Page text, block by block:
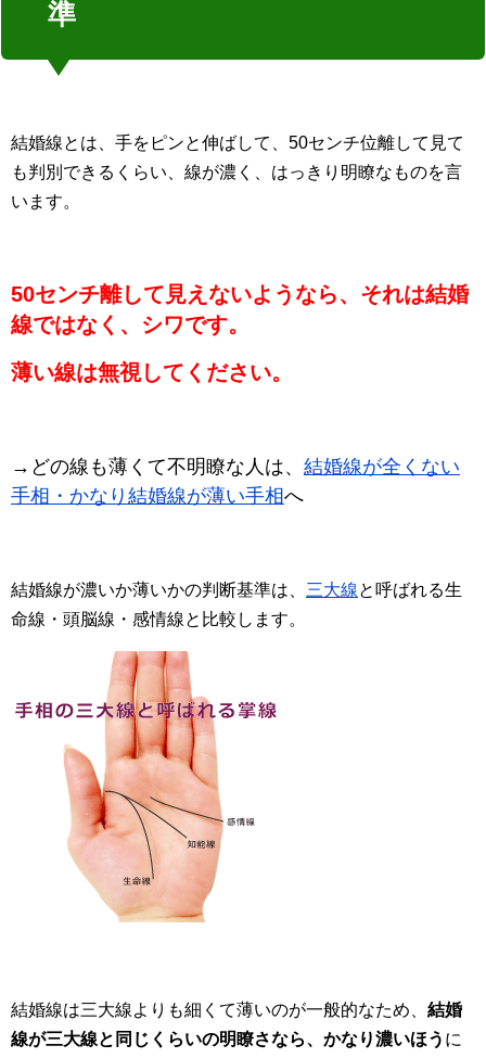
準
結婚線とは、手をピンと伸ばして、50センチ位離して見て
も判別できるくらい、線が濃く、はっきり明瞭なものを言
います。
50センチ離して見えないようなら、それは結婚
線ではなく、シワです。
薄い線は無視してください。
→どの線も薄くて不明瞭な人は、 結婚線が全くない
手相・かなり結婚線が薄い手相へ
結婚線が濃いか薄いかの判断基準は、 三大線と呼ばれる生
命線・頭脳線・感情線と比較します。
結婚線は三大線よりも細くて薄いのが一般的なため、 結婚
線が三大線と同じくらいの明瞭さなら、かなり濃いほう に